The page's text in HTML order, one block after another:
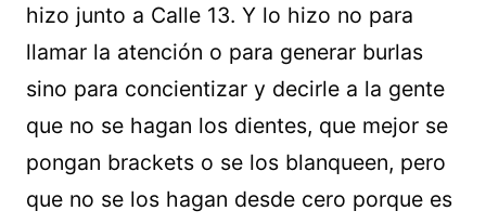
hizo junto a Calle 13. Y lo hizo no para
llamar la atención o para generar burlas
sino para concientizar y decirle a la gente
que no se hagan los dientes, que mejor se
pongan brackets o se los blanqueen, pero
que no se los hagan desde cero porque es